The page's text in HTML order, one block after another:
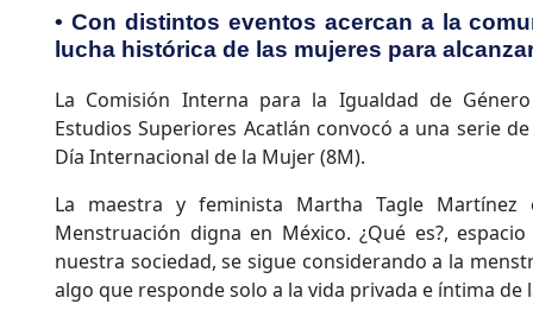
• Con distintos eventos acercan a la
lucha histórica de las mujeres para
La Comisión Interna para la Igualdad de
Estudios Superiores Acatlán convocó a una serie
Día Internacional de la Mujer (8M).
La maestra y feminista Martha Tagle Martínez
Menstruación digna en México. ¿Qué es?,
nuestra sociedad, se sigue considerando a la
algo que responde solo a la vida privada e íntima de